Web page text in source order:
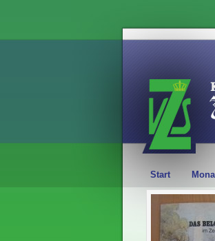
Start